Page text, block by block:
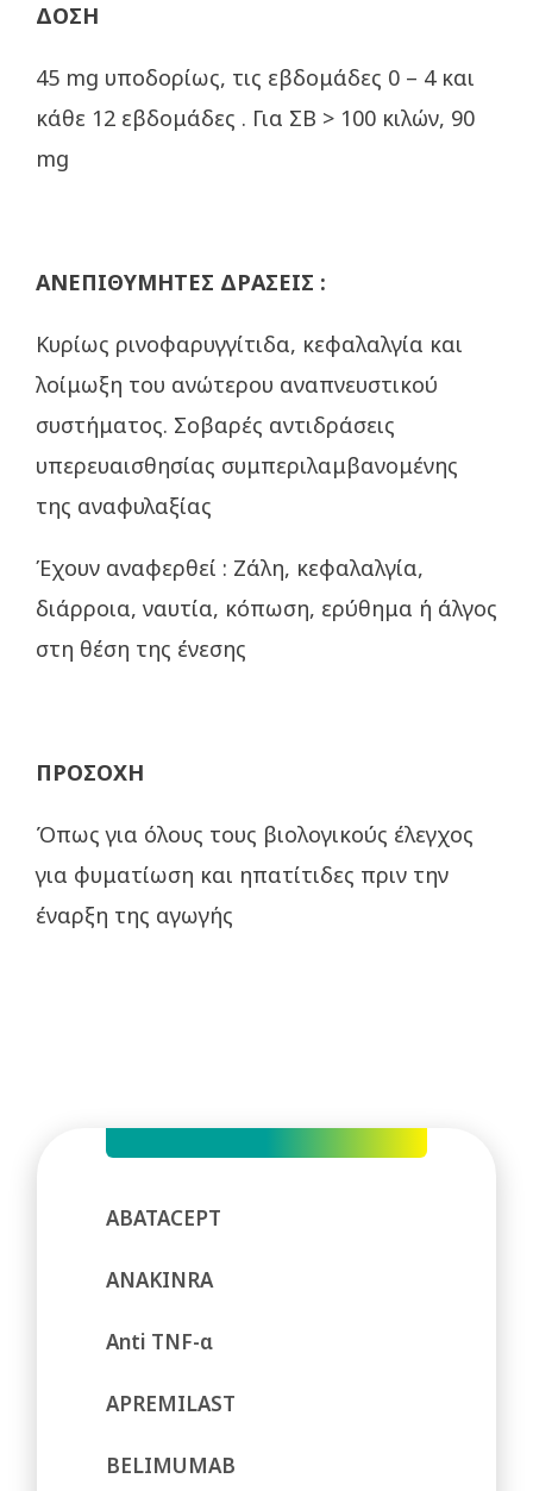
ΔΟΣΗ
45 mg υποδορίως, τις εβδομάδες 0 – 4 και
κάθε 12 εβδομάδες . Για ΣΒ > 100 κιλών, 90
mg
ΑΝΕΠΙΘΥΜΗΤΕΣ ΔΡΑΣΕΙΣ :
Κυρίως ρινοφαρυγγίτιδα, κεφαλαλγία και
λοίμωξη του ανώτερου αναπνευστικού
συστήματος. Σοβαρές αντιδράσεις
υπερευαισθησίας συμπεριλαμβανομένης
της αναφυλαξίας
Έχουν αναφερθεί : Ζάλη, κεφαλαλγία,
διάρροια, ναυτία, κόπωση, ερύθημα ή άλγος
στη θέση της ένεσης
ΠΡΟΣΟΧΗ
Όπως για όλους τους βιολογικούς έλεγχος
για φυματίωση και ηπατίτιδες πριν την
έναρξη της αγωγής
ABATACEPT
ANAKINRA
Anti TNF-α
APREMILAST
BELIMUMAB